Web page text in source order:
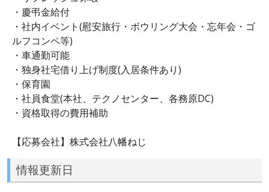
・慶弔金給付
・社内イベント(慰安旅行・ボウリング大会・忘年会・ゴ
ルフコンペ等)
・車通勤可能
・独身社宅借り上げ制度(入居条件あり)
・保育園
・社員食堂(本社、テクノセンター、各務原DC)
・資格取得の費用補助
【応募会社】株式会社八幡ねじ
情報更新日